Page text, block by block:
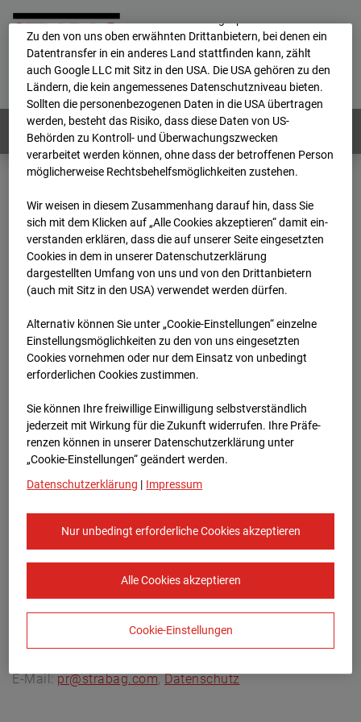
Home E-Mail Impressum
Login
Deutsch / English
Webcams: Alle Länder
Home Deutschland
GC-101 - BV-Seed-FFM
Archiv
2026 07 08 17:05
GC-101 - BV-Seed-FFM
Zur Übersicht
Archivdatum:08.07.2026 17:05,
Konzern-Kommunikation Internet/Neue
E-Mail:pr@strabag.com,Datenschutz
ein anderes Land transferiert und dort gespeichert werden.
Zu den von uns oben erwähnten Drittanbietern, bei denen ein
Datentransfer in ein anderes Land stattfinden kann, zählt
auch Google LLC mit Sitz in den USA. Die USA gehören zu den
Ländern, die kein angemessenes Datenschutzniveau bieten.
Sollten die personenbezogenen Daten in die USA übertragen
werden, besteht das Risiko, dass diese Daten von US-
Behörden zu Kontroll- und Überwachungszwecken
verarbeitet werden können, ohne dass der betroffenen Person
möglicherweise Rechtsbehelfsmöglichkeiten zustehen.
Wir weisen in diesem Zusammenhang darauf hin, dass Sie
sich mit dem Klicken auf „Alle Cookies akzeptieren“ damit ein­
ver­standen erklären, dass die auf unserer Seite eingesetzten
Cookies in dem in unserer Datenschutzerklärung
dargestellten Umfang von uns und von den Drittanbietern
(auch mit Sitz in den USA) verwendet werden dürfen.
Alternativ können Sie unter „Cookie-Einstellungen“ einzelne
Einstellungsmöglichkeiten zu den von uns eingesetzten
Cookies vornehmen oder nur dem Einsatz von unbedingt
erforderlichen Cookies zustimmen.
Sie können Ihre freiwillige Einwilligung selbstverständlich
jederzeit mit Wirkung für die Zukunft widerrufen. Ihre Prä­fe­
renzen können in unserer Datenschutzerklärung unter
„Cookie-Einstellungen“ geändert werden.
Datenschutzerklärung | Impressum
Nur unbedingt erforderliche Cookies akzeptieren
Alle Cookies akzeptieren
Cookie-Einstellungen